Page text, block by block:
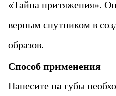
«‎Тайна притяжения».
верным спутником в
образов.
Способ применения
Нанесите на губы